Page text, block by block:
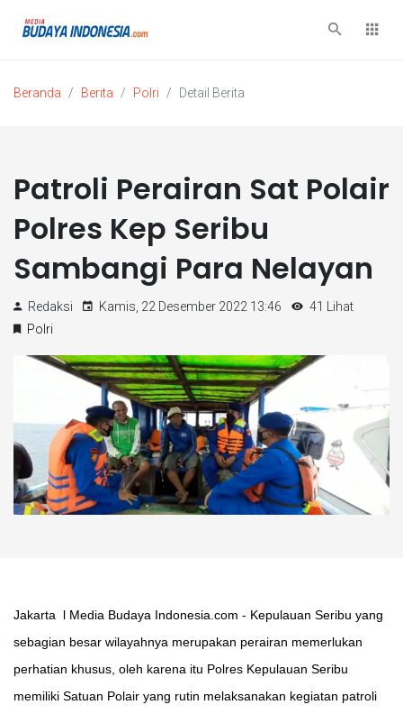
Beranda Berita Polri Detail Berita
Patroli Perairan Sat Polair
Polres Kep Seribu
Sambangi Para Nelayan
Redaksi Kamis, 22 Desember 2022 13:46
41 Lihat
Polri
Jakarta l Media Budaya Indonesia.com - Kepulauan Seribu yang
sebagian besar wilayahnya merupakan perairan memerlukan
perhatian khusus, oleh karena itu Polres Kepulauan Seribu
memiliki Satuan Polair yang rutin melaksanakan kegiatan patroli